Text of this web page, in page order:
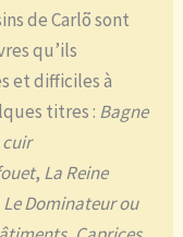
de Carlõ sont
qu’ils
et difficiles à
titres : Bagne
cuir
, La Reine
Le Dominateur ou